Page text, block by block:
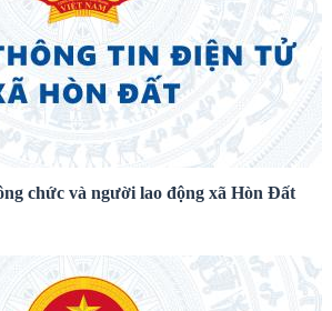
chức và người lao động xã Hòn Đất